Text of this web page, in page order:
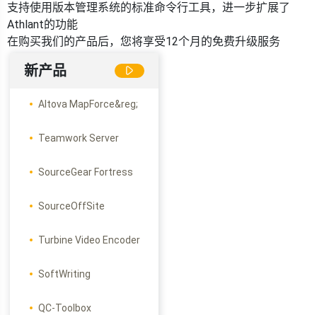
支持使用版本管理系统的标准命令行工具，进一步扩展了
Athlant的功能
在购买我们的产品后，您将享受12个月的免费升级服务
新产品
Altova MapForce&reg;
Teamwork Server
SourceGear Fortress
SourceOffSite
Turbine Video Encoder
SoftWriting
QC-Toolbox